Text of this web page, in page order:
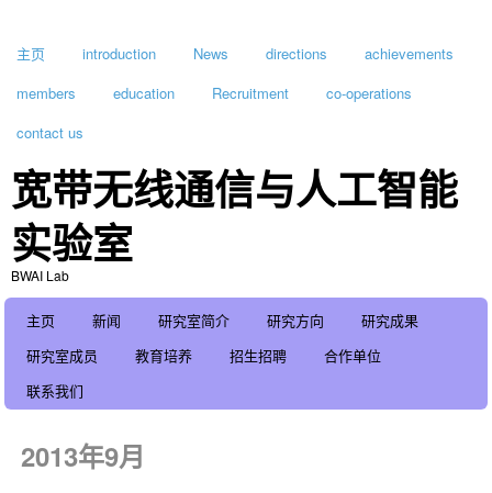
主页 introduction News directions
achievements
members
education Recruitment
co-operations
contact us
宽带无线通信与人工智能
实验室
BWAI Lab
主页 新闻 研究室简介 研究方向
研究成果
研究室成员
教育培养 招生招聘
合作单位
联系我们
2013年9月